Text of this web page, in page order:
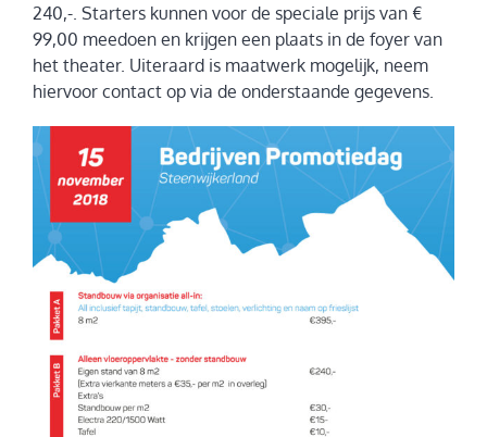
240,-. Starters kunnen voor de speciale prijs van €
99,00 meedoen en krijgen een plaats in de foyer van
het theater. Uiteraard is maatwerk mogelijk, neem
hiervoor contact op via de onderstaande gegevens.